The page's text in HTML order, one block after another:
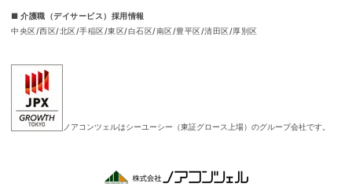
■ 介護職（デイサービス）採用情報
中央区 西区 北区 手稲区 東区 白石区 南区 豊平区 清田区 厚別区
ノアコンツェルはシーユーシー（東証グロース上場）のグループ会社です。